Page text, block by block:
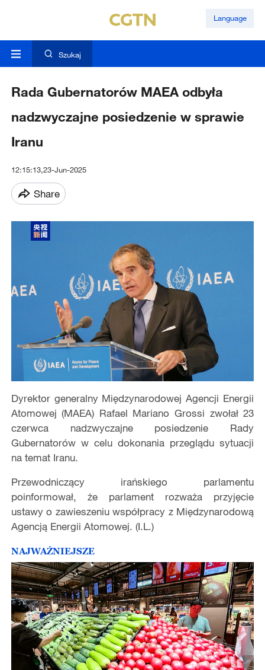
Language
Szukaj
Rada Gubernatorów MAEA odbyła
nadzwyczajne posiedzenie w sprawie
Iranu
12:15:13,23-Jun-2025
Share
​Dyrektor generalny Międzynarodowej Agencji Energii
Atomowej (MAEA) Rafael Mariano Grossi zwołał 23
czerwca nadzwyczajne posiedzenie Rady
Gubernatorów w celu dokonania przeglądu sytuacji
na temat Iranu.
Przewodniczący irańskiego parlamentu
poinformował, że parlament rozważa przyjęcie
ustawy o zawieszeniu współpracy z Międzynarodową
Agencją Energii Atomowej. (I.L.)
NAJWAŻNIEJSZE